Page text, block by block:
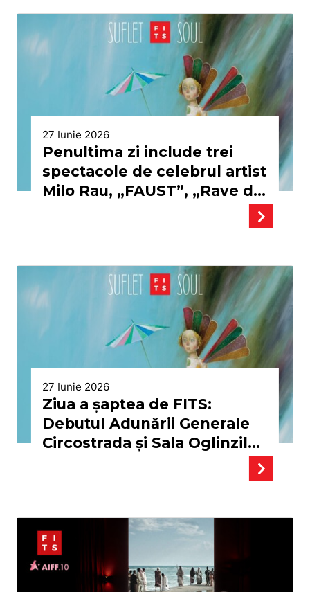
27 Iunie 2026
Penultima zi include trei
spectacole de celebrul artist
Milo Rau, „FAUST”, „Rave de
Ravel” distins cu un premiu
evenimente în aer liber
27 Iunie 2026
Ziua a șaptea de FITS:
Debutul Adunării Generale
Circostrada şi Sala Oglinzilor
regizorul Cristian Mungiu și